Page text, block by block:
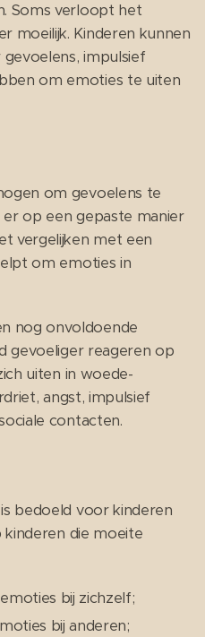
Soms verloopt het
moeilijk. Kinderen kunnen
impulsief
om emoties te uiten
om gevoelens te
op een gepaste manier
vergelijken met een
om emoties in
nog onvoldoende
gevoeliger reageren op
uiten in woede-
angst, impulsief
contacten.
bedoeld voor kinderen
kinderen die moeite
bij zichzelf;
bij anderen;